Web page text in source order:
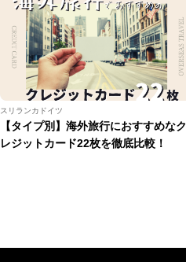
スリランカドイツ
【タイプ別】海外旅行におすすめなク
レジットカード22枚を徹底比較！